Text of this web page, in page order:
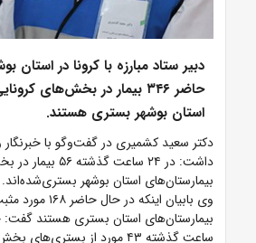
دبیر ستاد مبارزه با کرونا در استان
حاضر ۳۴۶ بیمار در بخش‌های
استان بوشهر بستری هستند.
دکتر سعید کشمیری در گفت‌وگو با خبرنگار
داشت: در ۲۴ ساعت
بیمارستان‌های استان بوشهر بستری‌شده‌اند.
وی بابیان اینکه در
ساعت گذشته ۴۳ مورد از